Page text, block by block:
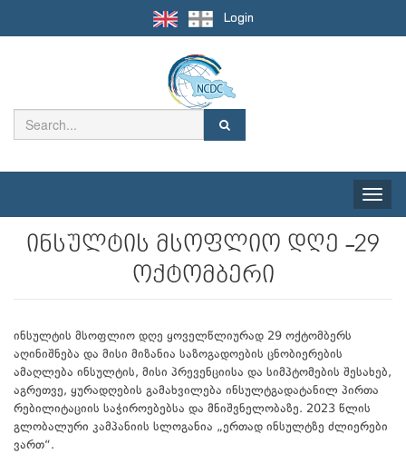
Login
Toggle
ინსულტის მსოფლიო დღე -29
ოქტომბერი
ინსულტის მსოფლიო დღე ყოველწლიურად 29 ოქტომბერს
აღინიშნება და მისი მიზანია საზოგადოების ცნობიერების
ამაღლება ინსულტის, მისი პრევენციისა და სიმპტომების შესახებ,
აგრეთვე, ყურადღების გამახვილება ინსულტგადატანილ პირთა
რებილიტაციის საჭიროებებსა და მნიშვნელობაზე. 2023 წლის
გლობალური კამპანიის სლოგანია „ერთად ინსულტზე ძლიერები
ვართ“.